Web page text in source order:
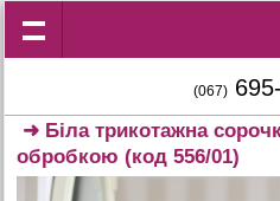
(067) 695-
➜ Біла трикотажна
обробкою (код 556/01)